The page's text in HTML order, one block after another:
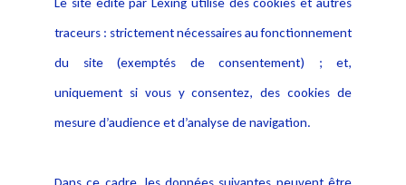
Alerte professionnelle
Déclaration d'accessibilité
Notice Légale
Politique de protection des
données
Publications
traceurs : strictement nécessaires au fonctionnement
du site (exemptés de consentement) ; et,
uniquement si vous y consentez, des cookies de
mesure d’audience et d’analyse de navigation.